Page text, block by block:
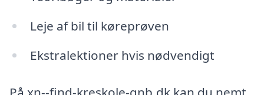
Leje af bil til køreprøven
Ekstralektioner hvis nødvendigt